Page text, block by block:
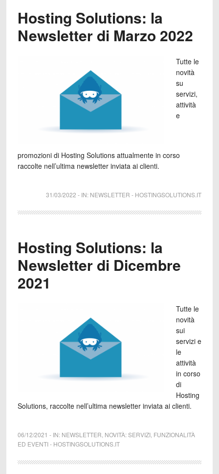
Hosting Solutions: la
Newsletter di Marzo 2022
Tutte le
novità
su
servizi,
attività
e
promozioni di Hosting Solutions attualmente in corso
raccolte nell’ultima newsletter inviata ai clienti.
31/03/2022 - IN: NEWSLETTER - HOSTINGSOLUTIONS.IT
Hosting Solutions: la
Newsletter di Dicembre
2021
Tutte le
novità
sui
servizi e
le
attività
in corso
di
Hosting
Solutions, raccolte nell’ultima newsletter inviata ai clienti.
06/12/2021 - IN: NEWSLETTER NOVITÀ: SERVIZI, FUNZIONALITÀ
ED EVENTI- HOSTINGSOLUTIONS.IT